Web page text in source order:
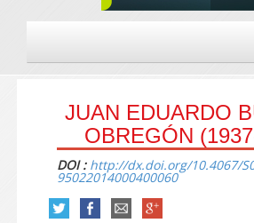
JUAN EDUARDO
OBREGÓN
DOI : http://dx.doi.org/10.4067/
95022014000400060